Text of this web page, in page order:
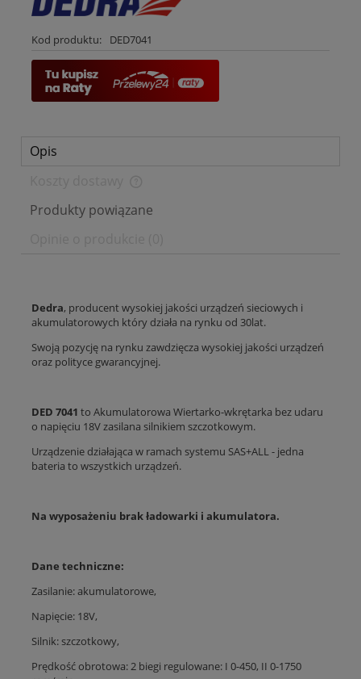
Kod produktu: DED7041
Opis
Produkty powiązane
Dedra, producent wysokiej jakości urządzeń sieciowych i
akumulatorowych który działa na rynku od 30lat.
Swoją pozycję na rynku zawdzięcza wysokiej jakości urządzeń
oraz polityce gwarancyjnej.
DED 7041 to Akumulatorowa Wiertarko-wkrętarka bez udaru
o napięciu 18V zasilana silnikiem szczotkowym.
Urządzenie działająca w ramach systemu SAS+ALL - jedna
bateria to wszystkich urządzeń.
Na wyposażeniu brak ładowarki i akumulatora.
Dane techniczne:
Zasilanie: akumulatorowe,
Napięcie: 18V,
Silnik: szczotkowy,
Prędkość obrotowa: 2 biegi regulowane: I 0-450, II 0-1750